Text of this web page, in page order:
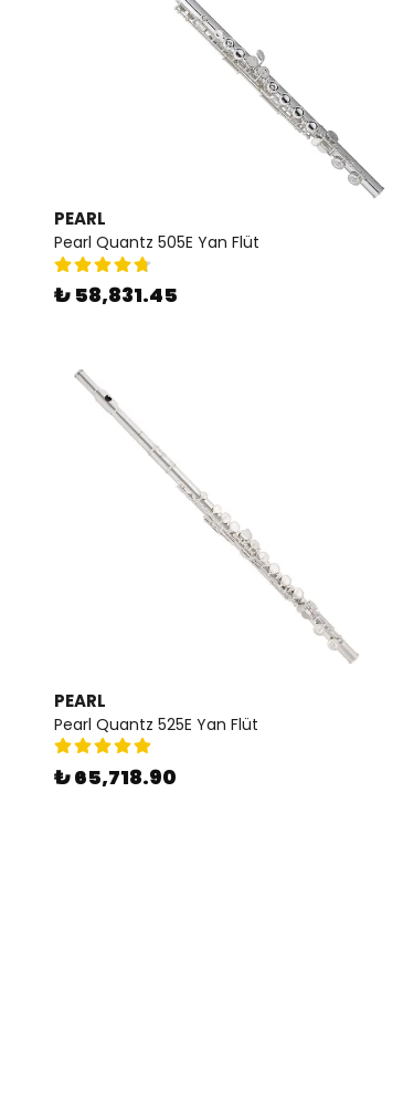
PEARL
Pearl Quantz 505E Yan Flüt
₺ 58,831.45
PEARL
Pearl Quantz 525E Yan Flüt
₺ 65,718.90